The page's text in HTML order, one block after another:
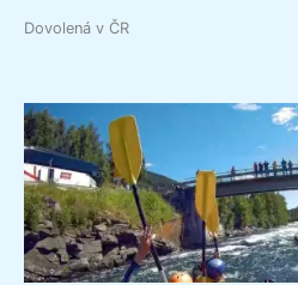
Dovolená v ČR